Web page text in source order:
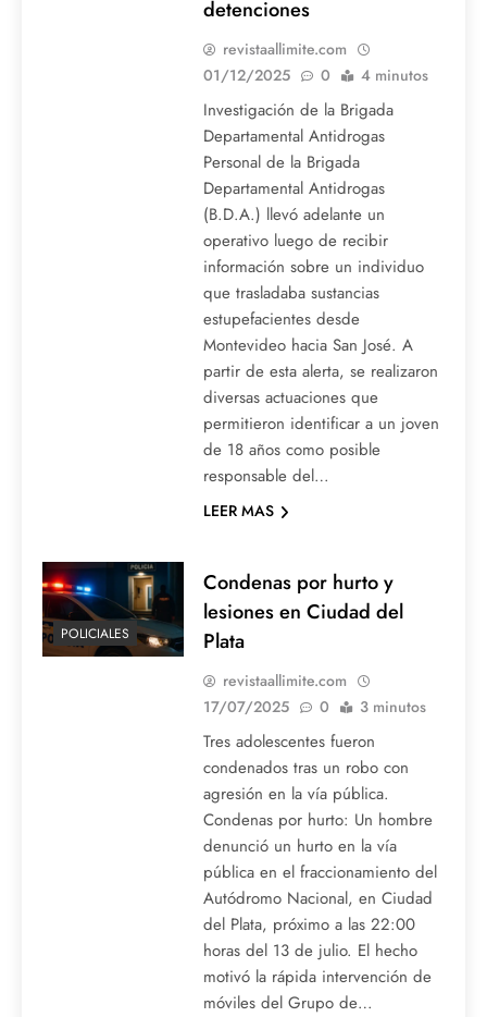
detenciones
revistaallimite.com
01/12/2025
0 4 minutos
Investigación de la Brigada
Departamental Antidrogas
Personal de la Brigada
Departamental Antidrogas
(B.D.A.) llevó adelante un
operativo luego de recibir
información sobre un individuo
que trasladaba sustancias
estupefacientes desde
Montevideo hacia San José. A
partir de esta alerta, se realizaron
diversas actuaciones que
permitieron identificar a un joven
de 18 años como posible
responsable del…
LEER MAS
POLICIALES
Condenas por hurto y
lesiones en Ciudad del
Plata
revistaallimite.com
17/07/2025
0 3 minutos
Tres adolescentes fueron
condenados tras un robo con
agresión en la vía pública.
Condenas por hurto: Un hombre
denunció un hurto en la vía
pública en el fraccionamiento del
Autódromo Nacional, en Ciudad
del Plata, próximo a las 22:00
horas del 13 de julio. El hecho
motivó la rápida intervención de
móviles del Grupo de…